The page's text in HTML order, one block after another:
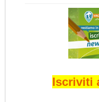
Iscriviti